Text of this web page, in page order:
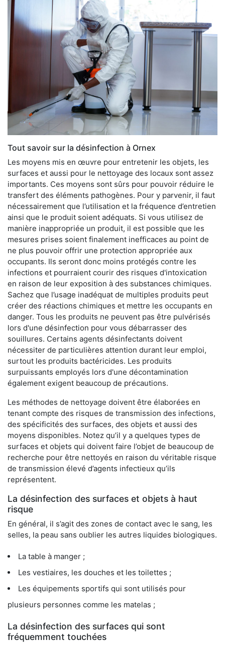
Tout savoir sur la désinfection à Ornex
Les moyens mis en œuvre pour entretenir les objets, les
surfaces et aussi pour le nettoyage des locaux sont assez
importants. Ces moyens sont sûrs pour pouvoir réduire le
transfert des éléments pathogènes. Pour y parvenir, il faut
nécessairement que l’utilisation et la fréquence d’entretien
ainsi que le produit soient adéquats. Si vous utilisez de
manière inappropriée un produit, il est possible que les
mesures prises soient finalement inefficaces au point de
ne plus pouvoir offrir une protection appropriée aux
occupants. Ils seront donc moins protégés contre les
infections et pourraient courir des risques d'intoxication
en raison de leur exposition à des substances chimiques.
Sachez que l’usage inadéquat de multiples produits peut
créer des réactions chimiques et mettre les occupants en
danger. Tous les produits ne peuvent pas être pulvérisés
lors d'une désinfection pour vous débarrasser des
souillures. Certains agents désinfectants doivent
nécessiter de particulières attention durant leur emploi,
surtout les produits bactéricides. Les produits
surpuissants employés lors d'une décontamination
également exigent beaucoup de précautions.
Les méthodes de nettoyage doivent être élaborées en
tenant compte des risques de transmission des infections,
des spécificités des surfaces, des objets et aussi des
moyens disponibles. Notez qu’il y a quelques types de
surfaces et objets qui doivent faire l’objet de beaucoup de
recherche pour être nettoyés en raison du véritable risque
de transmission élevé d’agents infectieux qu’ils
représentent.
La désinfection des surfaces et objets à haut
risque
En général, il s’agit des zones de contact avec le sang, les
selles, la peau sans oublier les autres liquides biologiques.
La table à manger ;
Les vestiaires, les douches et les toilettes ;
Les équipements sportifs qui sont utilisés pour
plusieurs personnes comme les matelas ;
La désinfection des surfaces qui sont
fréquemment touchées